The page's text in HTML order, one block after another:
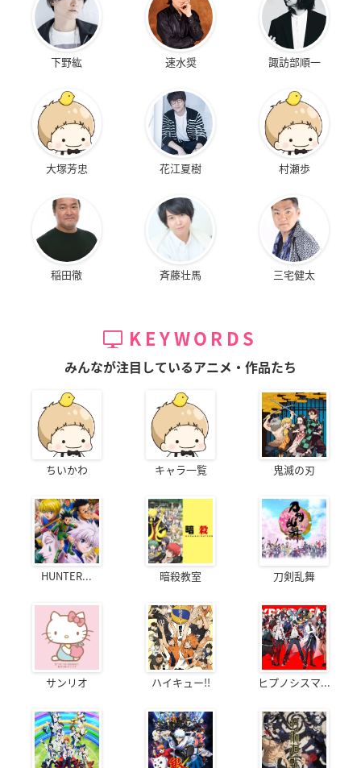
下野紘 速水奨 諏訪部順一
大塚芳忠 花江夏樹 村瀬歩
稲田徹 斉藤壮馬 三宅健太
KEYWORDS
みんなが注目しているアニメ・作品たち
ちいかわ キャラ一覧 鬼滅の刃
HUNTER... 暗殺教室 刀剣乱舞
サンリオ ハイキュー!! ヒプノシスマ...